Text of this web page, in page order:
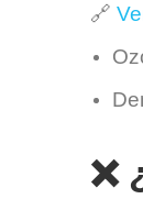
🔗
❌